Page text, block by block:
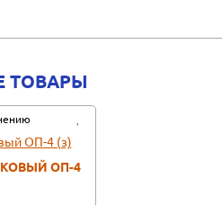
ТОВАРЫ
ОП-4